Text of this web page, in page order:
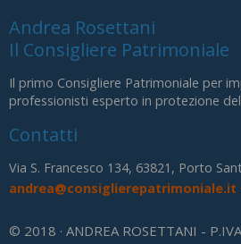
Andrea Rosettani
Il Consigliere Patrimoniale
Il primo Consigliere Patrimoniale per
professionisti esperto in protezione
Contatti
Via S. Francesco 134, 63821, Porto
andrea@consiglierepatrimoniale.it
© 2018 · ANDREA ROSETTANI -